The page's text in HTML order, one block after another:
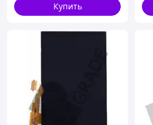
Купить